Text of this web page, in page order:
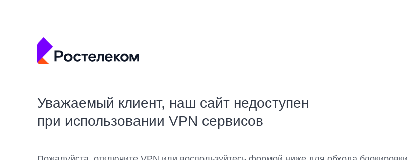
Уважаемый клиент, наш сайт недоступен
при использовании VPN сервисов